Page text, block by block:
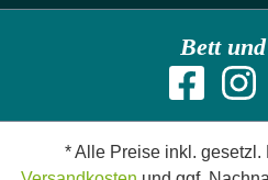
Bett
* Alle Preise inkl. gesetzl.